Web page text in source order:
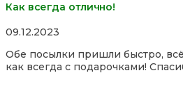
Как всегда отлично!
Rated
out
of
09.12.2023
Обе посылки пришли быстро,
как всегда с подарочками!